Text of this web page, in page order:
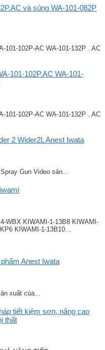
và súng WA-101-082P
101-102P-AC WA-101-132P . AC
101-102P.AC WA-101-
101-102P-AC WA-101-132P . AC
2 Wider2L Anest Iwata
Gun Video sản...
WBX KIWAMI-1-13B8 KIWAMI-
KIWAMI-1-13B10...
Anest Iwata
xuất của...
tiết kiệm sơn, nâng cao
thất